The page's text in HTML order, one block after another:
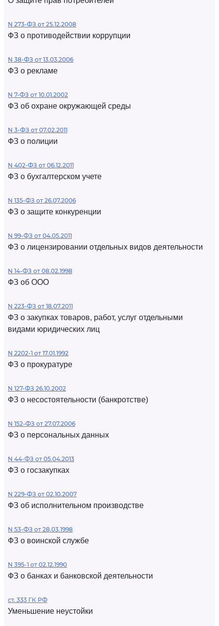
N 273-ФЗ от 25.12.2008
ФЗ о противодействии коррупции
N 38-ФЗ от 13.03.2006
ФЗ о рекламе
N 7-ФЗ от 10.01.2002
ФЗ об охране окружающей среды
N 3-ФЗ от 07.02.2011
ФЗ о полиции
N 402-ФЗ от 06.12.2011
ФЗ о бухгалтерском учете
N 135-ФЗ от 26.07.2006
ФЗ о защите конкуренции
N 99-ФЗ от 04.05.2011
ФЗ о лицензировании отдельных видов деятельности
N 14-ФЗ от 08.02.1998
ФЗ об ООО
N 223-ФЗ от 18.07.2011
ФЗ о закупках товаров, работ, услуг отдельными
видами юридических лиц
N 2202-1 от 17.01.1992
ФЗ о прокуратуре
N 127-ФЗ 26.10.2002
ФЗ о несостоятельности (банкротстве)
N 152-ФЗ от 27.07.2006
ФЗ о персональных данных
N 44-ФЗ от 05.04.2013
ФЗ о госзакупках
N 229-ФЗ от 02.10.2007
ФЗ об исполнительном производстве
N 53-ФЗ от 28.03.1998
ФЗ о воинской службе
N 395-1 от 02.12.1990
ФЗ о банках и банковской деятельности
ст. 333 ГК РФ
Уменьшение неустойки